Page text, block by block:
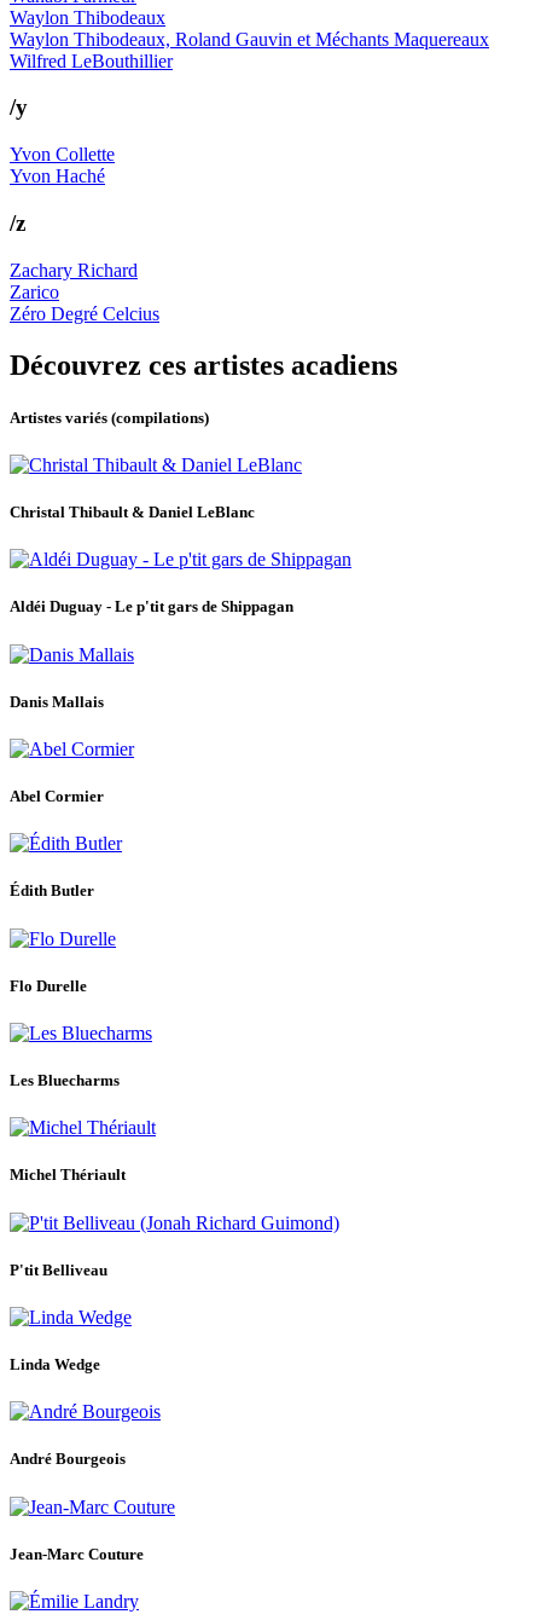
Waylon Thibodeaux
Waylon Thibodeaux, Roland Gauvin et Méchants Maquereaux
Wilfred LeBouthillier
/y
Yvon Collette
Yvon Haché
/z
Zachary Richard
Zarico
Zéro Degré Celcius
Découvrez ces artistes acadiens
Artistes variés (compilations)
Christal Thibault & Daniel LeBlanc
Aldéi Duguay - Le p'tit gars de Shippagan
Danis Mallais
Abel Cormier
Édith Butler
Flo Durelle
Les Bluecharms
Michel Thériault
P'tit Belliveau
Linda Wedge
André Bourgeois
Jean-Marc Couture